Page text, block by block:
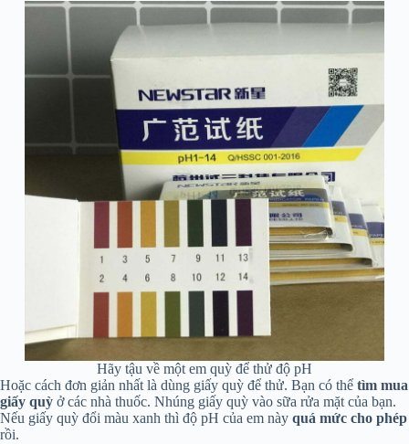
Hãy tậu về một em quỳ để thử độ pH
Hoặc cách đơn giản nhất là dùng giấy quỳ để thử. Bạn có thể tìm mua
giấy quỳ ở các nhà thuốc. Nhúng giấy quỳ vào sữa rửa mặt của bạn.
Nếu giấy quỳ đổi màu xanh thì độ pH của em này quá mức cho phép
rồi.